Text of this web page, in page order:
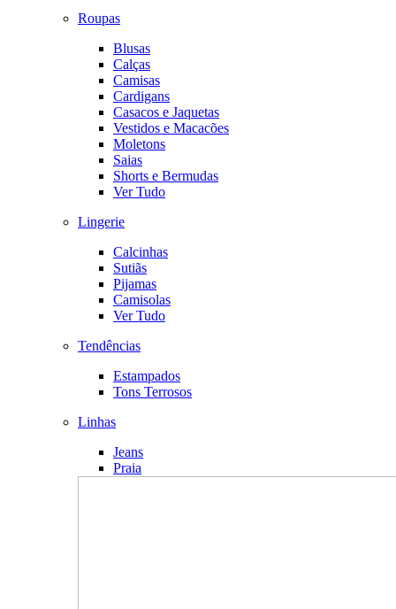
Roupas
Blusas
Calças
Camisas
Cardigans
Casacos e Jaquetas
Vestidos e Macacões
Moletons
Saias
Shorts e Bermudas
Ver Tudo
Lingerie
Calcinhas
Sutiãs
Pijamas
Camisolas
Ver Tudo
Tendências
Estampados
Tons Terrosos
Linhas
Jeans
Praia